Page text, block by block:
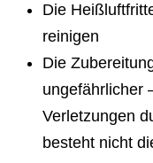
Die
reinigen
Die
ungefährlicher
Verletzungen
besteht nicht